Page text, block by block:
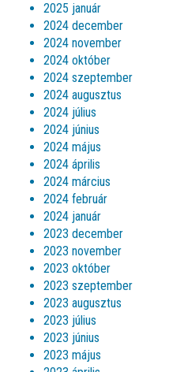
2025 január
2024 december
2024 november
2024 október
2024 szeptember
2024 augusztus
2024 július
2024 június
2024 május
2024 április
2024 március
2024 február
2024 január
2023 december
2023 november
2023 október
2023 szeptember
2023 augusztus
2023 július
2023 június
2023 május